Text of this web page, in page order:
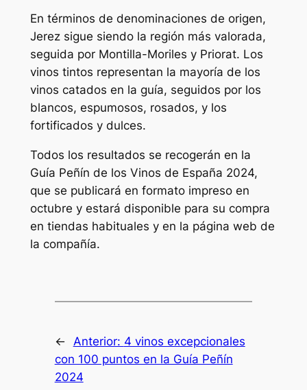
En términos de denominaciones de origen,
Jerez sigue siendo la región más valorada,
seguida por Montilla-Moriles y Priorat. Los
vinos tintos representan la mayoría de los
vinos catados en la guía, seguidos por los
blancos, espumosos, rosados, y los
fortificados y dulces.
Todos los resultados se recogerán en la
Guía Peñín de los Vinos de España 2024,
que se publicará en formato impreso en
octubre y estará disponible para su compra
en tiendas habituales y en la página web de
la compañía.
← Anterior: 4 vinos excepcionales
con 100 puntos en la Guía Peñín
2024